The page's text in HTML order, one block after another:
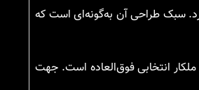
سبک طراحی آن به‌گونه‌ای است که
انتخابی فوق‌العاده است. جهت